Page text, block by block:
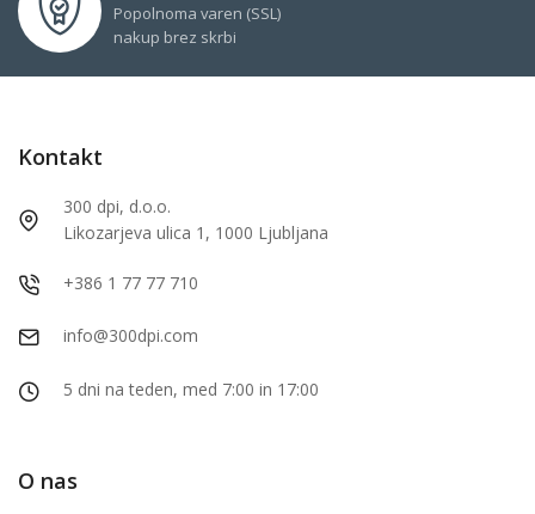
Popolnoma varen (SSL)
nakup brez skrbi
Kontakt
300 dpi, d.o.o.
Likozarjeva ulica 1, 1000 Ljubljana
+386 1 77 77 710
info@300dpi.com
5 dni na teden, med 7:00 in 17:00
O nas